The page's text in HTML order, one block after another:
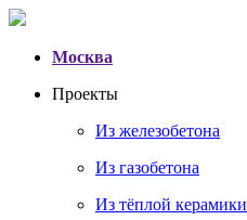
Москва
Проекты
Из железобетона
Из газобетона
Из тёплой керамики